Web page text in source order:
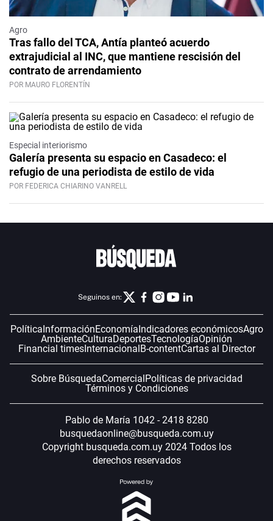
Agro
Tras fallo del TCA, Antía planteó acuerdo
extrajudicial al INC, que mantiene rescisión del
contrato de arrendamiento
POR MAURO FLORENTÍN
Especial interiorismo
Galería presenta su espacio en Casadeco: el
refugio de una periodista de estilo de vida
POR FEDERICA CHIARINO VANRELL
Seguinos en:
PolíticaInformaciónEconomíaIndicadores económicosAgro
AmbienteCulturaDeportesTecnologíaOpinión
Financial timesInternacionalB-contentCartas al Director
Sobre BúsquedaComercialPolíticas de privacidad
Términos y Condiciones
Pablo de María 1042 - 2418 8280
busquedaonline@busqueda.com.uy
Copyright busqueda.com.uy 2024 Todos los
derechos reservados